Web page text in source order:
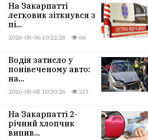
На Закарпатті
легковик зіткнувся з
пі...
2026-08-06 10:22:28 66
Водія затисло у
понівеченому авто:
на...
2026-08-05 10:30:26 211
На Закарпатті 2-
річний хлопчик
випив...